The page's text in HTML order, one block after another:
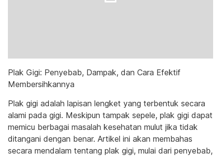
Plak Gigi: Penyebab, Dampak, dan Cara Efektif
Membersihkannya
Plak gigi adalah lapisan lengket yang terbentuk secara
alami pada gigi. Meskipun tampak sepele, plak gigi dapat
memicu berbagai masalah kesehatan mulut jika tidak
ditangani dengan benar. Artikel ini akan membahas
secara mendalam tentang plak gigi, mulai dari penyebab,